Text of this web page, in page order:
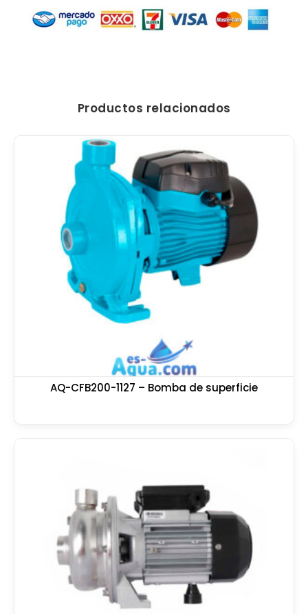
Productos relacionados
AQ-CFB200-1127 – Bomba de superficie